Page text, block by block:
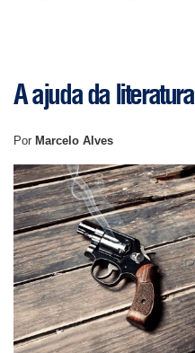
A ajuda da literatura
Por Marcelo Alves